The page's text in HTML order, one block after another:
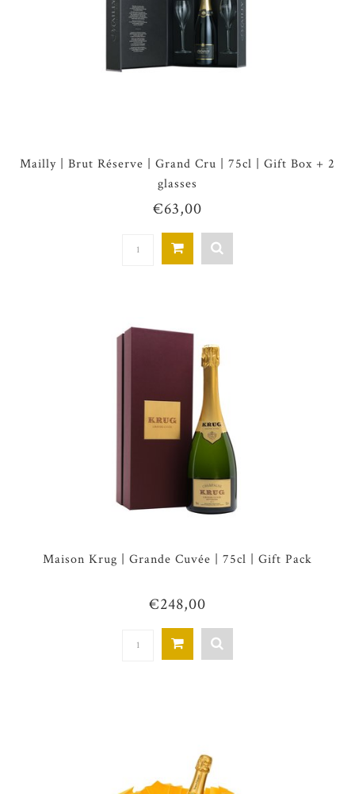
Mailly | Brut Réserve | Grand Cru | 75cl | Gift Box + 2
glasses
€63,00
Maison Krug | Grande Cuvée | 75cl | Gift Pack
€248,00